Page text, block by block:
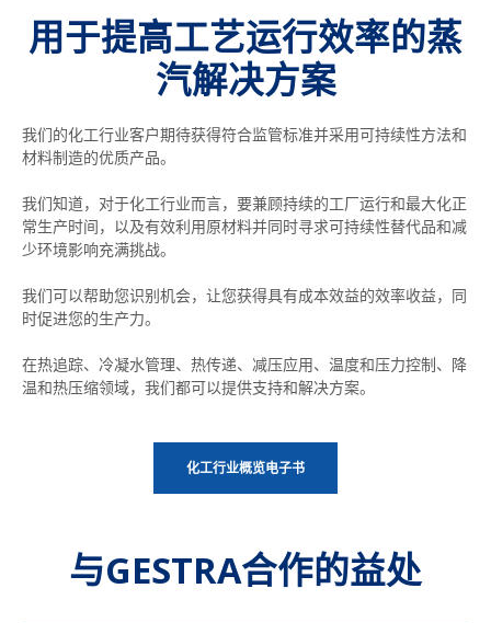
contaminants are found – this allows
for suitable condensate to be
recovered without concern and
unnecessary waste.
OUR CONDENSATE CONTAMINATION
DETECTION PACKAGES
components, and it is critical to ensure
your steam trap population is healthy
for your system to be operating at its
best. Speak to us to find out about our
designed to give you piece of mind
about your steam trap population.
OUR STEAM TRAP MANAGEMENT
SERVICE PACKAGES
用于提高工艺运行效率的蒸
汽解决方案
我们的化工行业客户期待获得符合监管标准并采用可持续性方法和
材料制造的优质产品。
我们知道，对于化工行业而言，要兼顾持续的工厂运行和最大化正
常生产时间，以及有效利用原材料并同时寻求可持续性替代品和减
少环境影响充满挑战。
我们可以帮助您识别机会，让您获得具有成本效益的效率收益，同
时促进您的生产力。
在热追踪、冷凝水管理、热传递、减压应用、温度和压力控制、降
温和热压缩领域，我们都可以提供支持和解决方案。
化工行业概览电子书
与GESTRA合作的益处